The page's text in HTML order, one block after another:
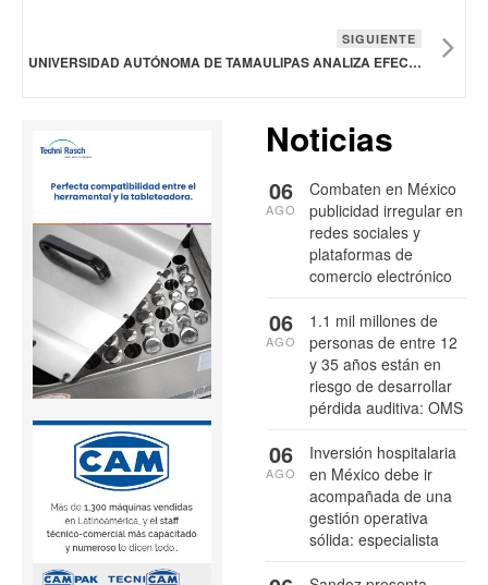
SIGUIENTE
UNIVERSIDAD AUTÓNOMA DE TAMAULIPAS ANALIZA EFECTOS SECUNDARIOS DE MEDICAMENTOS CONTRA EL CÁNCER PARA NIÑOS
Noticias
Combaten en México
publicidad irregular en
redes sociales y
plataformas de
comercio electrónico
06
AGO
1.1 mil millones de
personas de entre 12
y 35 años están en
riesgo de desarrollar
pérdida auditiva: OMS
06
AGO
Inversión hospitalaria
en México debe ir
acompañada de una
gestión operativa
sólida: especialista
06
AGO